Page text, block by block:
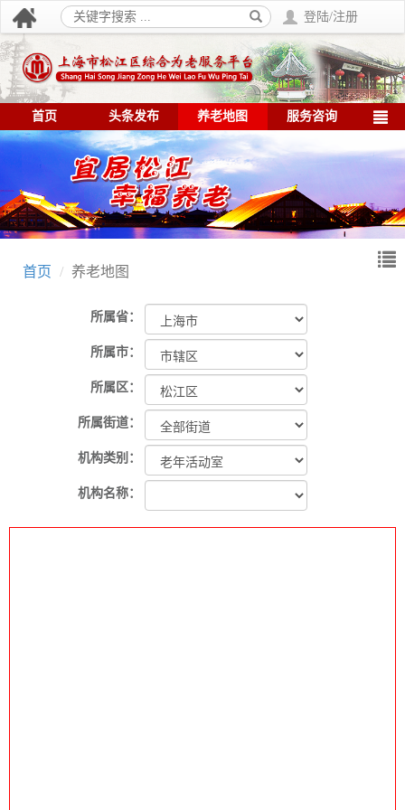
登陆/注册
首页 头条发布 养老地图 服务咨询
首页 养老地图
所属省：
所属市：
所属区：
所属街道：
机构类别：
机构名称：